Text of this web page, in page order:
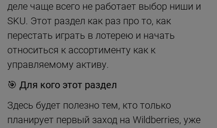
деле чаще всего не работает выбор ниши и
SKU. Этот раздел как раз про то, как
перестать играть в лотерею и начать
относиться к ассортименту как к
управляемому активу.
🎯 Для кого этот раздел
Здесь будет полезно тем, кто только
планирует первый заход на Wildberries, уже